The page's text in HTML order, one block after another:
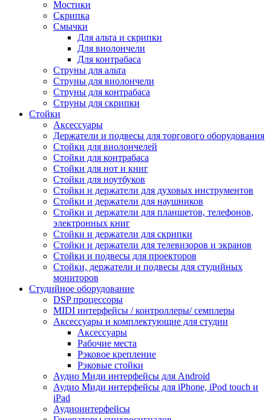
Мостики
Скрипка
Смычки
Для альта и скрипки
Для виолончели
Для контрабаса
Струны для альта
Струны для виолончели
Струны для контрабаса
Струны для скрипки
Стойки
Аксессуары
Держатели и подвесы для торгового оборудования
Стойки для виолончелей
Стойки для контрабаса
Стойки для нот и книг
Стойки для ноутбуков
Стойки и держатели для духовых инструментов
Стойки и держатели для наушников
Стойки и держатели для планшетов, телефонов,
электронных книг
Стойки и держатели для скрипки
Стойки и держатели для телевизоров и экранов
Стойки и подвесы для проекторов
Стойки, держатели и подвесы для студийных
мониторов
Студийное оборудование
DSP процессоры
MIDI интерфейсы / контроллеры/ семплеры
Аксессуары и комплектующие для студии
Аксессуары
Рабочие места
Рэковое крепление
Рэковые стойки
Аудио Миди интерфейсы для Android
Аудио Миди интерфейсы для iPhone, iPod touch и
iPad
Аудиоинтерфейсы